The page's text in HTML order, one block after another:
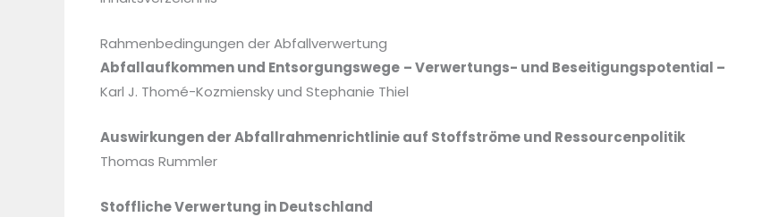
Rahmenbedingungen der Abfallverwertung
Abfallaufkommen und Entsorgungswege – Verwertungs- und Beseitigungspotential –
Karl J. Thomé-Kozmiensky und Stephanie Thiel
Auswirkungen der Abfallrahmenrichtlinie auf Stoffströme und Ressourcenpolitik
Thomas Rummler
Stoffliche Verwertung in Deutschland